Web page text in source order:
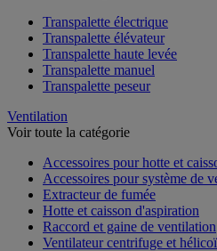
Transpalette électrique
Transpalette élévateur
Transpalette haute levée
Transpalette manuel
Transpalette peseur
Ventilation
Voir toute la catégorie
Accessoires pour hotte et
Accessoires pour système de
Extracteur de fumée
Hotte et caisson d'aspiration
Raccord et gaine de ventilation
Ventilateur centrifuge et